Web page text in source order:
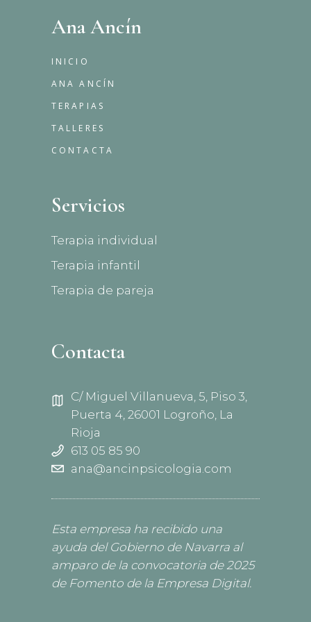
Ana Ancín
INICIO
ANA ANCÍN
TERAPIAS
TALLERES
CONTACTA
Servicios
Terapia individual
Terapia infantil
Terapia de pareja
Contacta
C/ Miguel Villanueva, 5, Piso 3,
Puerta 4, 26001 Logroño, La
Rioja
613 05 85 90
ana@ancinpsicologia.com
Esta empresa ha recibido una
ayuda del Gobierno de Navarra al
amparo de la convocatoria de 2025
de Fomento de la Empresa Digital.